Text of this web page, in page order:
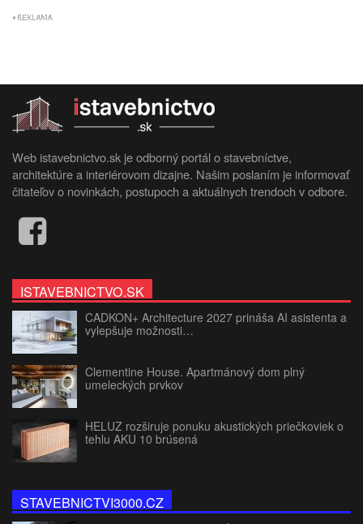
Web istavebnictvo.sk je odborný portál o stavebníctve,
architektúre a interiérovom dizajne. Našim poslaním je informovať
čitateľov o novinkách, postupoch a aktuálnych trendoch v odbore.
ISTAVEBNICTVO.SK
CADKON+ Architecture 2027 prináša AI asistenta a
vylepšuje možnosti…
Clementine House. Apartmánový dom plný
umeleckých prvkov
HELUZ rozširuje ponuku akustických priečkoviek o
tehlu AKU 10 brúsená
STAVEBNICTVI3000.CZ